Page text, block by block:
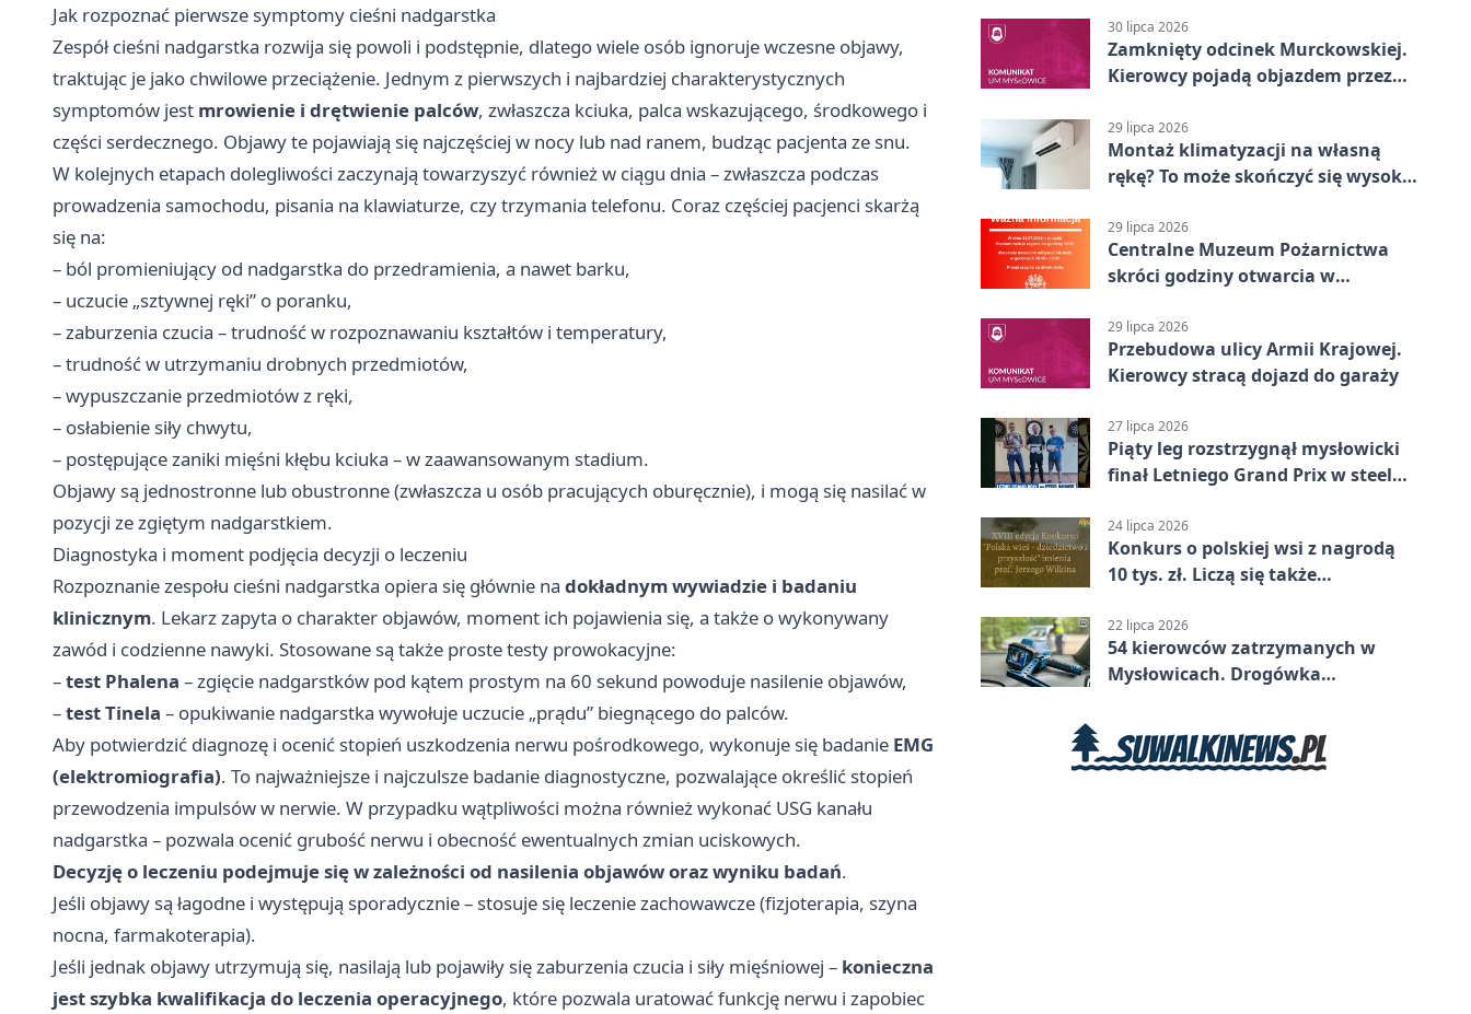
Jak rozpoznać pierwsze symptomy cieśni nadgarstka
Zespół cieśni nadgarstka rozwija się powoli i podstępnie, dlatego wiele osób ignoruje wczesne objawy,
traktując je jako chwilowe przeciążenie. Jednym z pierwszych i najbardziej charakterystycznych
symptomów jest mrowienie i drętwienie palców, zwłaszcza kciuka, palca wskazującego, środkowego i
części serdecznego. Objawy te pojawiają się najczęściej w nocy lub nad ranem, budząc pacjenta ze snu.
W kolejnych etapach dolegliwości zaczynają towarzyszyć również w ciągu dnia – zwłaszcza podczas
prowadzenia samochodu, pisania na klawiaturze, czy trzymania telefonu. Coraz częściej pacjenci skarżą
się na:
– ból promieniujący od nadgarstka do przedramienia, a nawet barku,
– uczucie „sztywnej ręki” o poranku,
– zaburzenia czucia – trudność w rozpoznawaniu kształtów i temperatury,
– trudność w utrzymaniu drobnych przedmiotów,
– wypuszczanie przedmiotów z ręki,
– osłabienie siły chwytu,
– postępujące zaniki mięśni kłębu kciuka – w zaawansowanym stadium.
Objawy są jednostronne lub obustronne (zwłaszcza u osób pracujących oburęcznie), i mogą się nasilać w
pozycji ze zgiętym nadgarstkiem.
Diagnostyka i moment podjęcia decyzji o leczeniu
Rozpoznanie zespołu cieśni nadgarstka opiera się głównie na dokładnym wywiadzie i badaniu
klinicznym. Lekarz zapyta o charakter objawów, moment ich pojawienia się, a także o wykonywany
zawód i codzienne nawyki. Stosowane są także proste testy prowokacyjne:
–test Phalena – zgięcie nadgarstków pod kątem prostym na 60 sekund powoduje nasilenie objawów,
–test Tinela – opukiwanie nadgarstka wywołuje uczucie „prądu” biegnącego do palców.
Aby potwierdzić diagnozę i ocenić stopień uszkodzenia nerwu pośrodkowego, wykonuje się badanie EMG
(elektromiografia). To najważniejsze i najczulsze badanie diagnostyczne, pozwalające określić stopień
przewodzenia impulsów w nerwie. W przypadku wątpliwości można również wykonać USG kanału
nadgarstka – pozwala ocenić grubość nerwu i obecność ewentualnych zmian uciskowych.
Decyzję o leczeniu podejmuje się w zależności od nasilenia objawów oraz wyniku badań.
Jeśli objawy są łagodne i występują sporadycznie – stosuje się leczenie zachowawcze (fizjoterapia, szyna
nocna, farmakoterapia).
Jeśli jednak objawy utrzymują się, nasilają lub pojawiły się zaburzenia czucia i siły mięśniowej – konieczna
jest szybka kwalifikacja do leczenia operacyjnego, które pozwala uratować funkcję nerwu i zapobiec
30 lipca 2026
Zamknięty odcinek Murckowskiej.
Kierowcy pojadą objazdem przez
29 lipca 2026
Montaż klimatyzacji na własną
rękę? To może skończyć się wysoką
29 lipca 2026
Centralne Muzeum Pożarnictwa
skróci godziny otwarcia w
29 lipca 2026
Przebudowa ulicy Armii Krajowej.
Kierowcy stracą dojazd do garaży
27 lipca 2026
Piąty leg rozstrzygnął mysłowicki
finał Letniego Grand Prix w steel
24 lipca 2026
Konkurs o polskiej wsi z nagrodą
10 tys. zł. Liczą się także
22 lipca 2026
54 kierowców zatrzymanych w
Mysłowicach. Drogówka